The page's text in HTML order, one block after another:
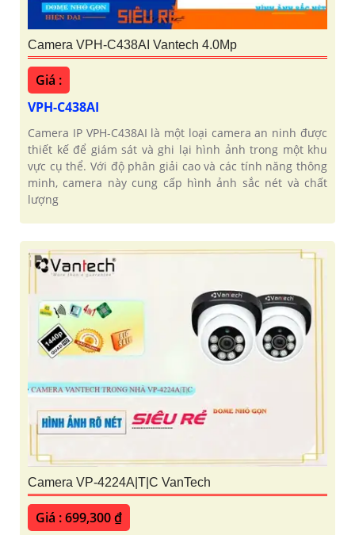
'
Camera VPH-C438AI Vantech 4.0Mp
Giá :
VPH-C438AI
Camera IP VPH-C438AI là một loại camera an ninh được
thiết kế để giám sát và ghi lại hình ảnh trong một khu
vực cụ thể. Với độ phân giải cao và các tính năng thông
minh, camera này cung cấp hình ảnh sắc nét và chất
lượng
Camera VP-4224A|T|C VanTech
Giá : 699,300 ₫